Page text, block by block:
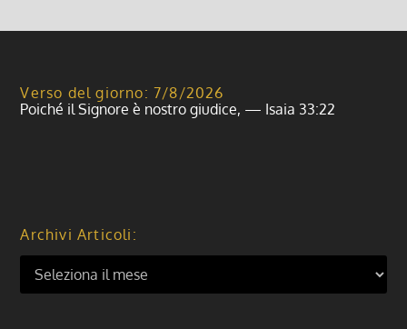
Verso del giorno: 7/8/2026
Poiché il Signore è nostro giudice, — Isaia 33:22
Archivi Articoli: